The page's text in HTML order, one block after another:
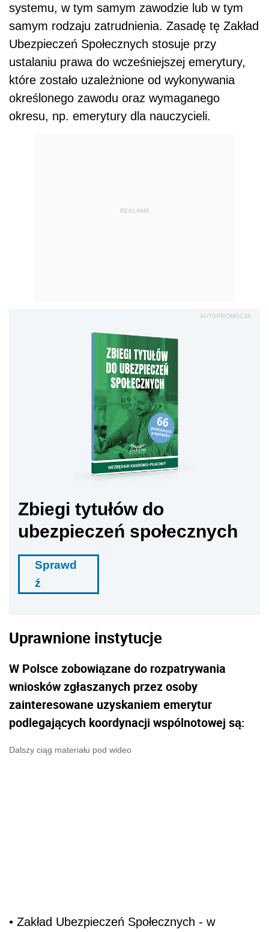
systemu, w tym samym zawodzie lub w tym
samym rodzaju zatrudnienia. Zasadę tę Zakład
Ubezpieczeń Społecznych stosuje przy
ustalaniu prawa do wcześniejszej emerytury,
które zostało uzależnione od wykonywania
określonego zawodu oraz wymaganego
okresu, np. emerytury dla nauczycieli.
REKLAMA
AUTOPROMOCJA
Zbiegi tytułów do
ubezpieczeń społecznych
Sprawd
ź
Uprawnione instytucje
W Polsce zobowiązane do rozpatrywania
wniosków zgłaszanych przez osoby
zainteresowane uzyskaniem emerytur
podlegających koordynacji wspólnotowej są:
Dalszy ciąg materiału pod wideo
• Zakład Ubezpieczeń Społecznych - w